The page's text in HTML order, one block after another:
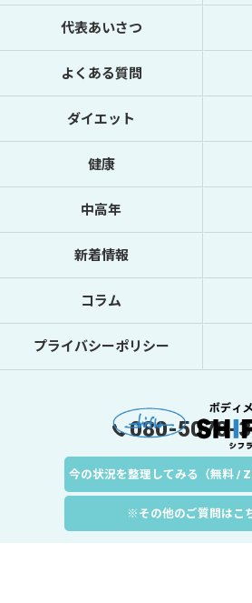
080-5078-
今の状況を整理してみる（無料 /
※その他のご質問はこ
代表あいさつ
よくある質問
ダイエット
健康
中高年
新着情報
コラム
プライバシーポリシー
© 2026 オンラインのパーソナルトレーニング